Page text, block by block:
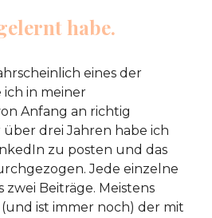
habe.
eines der
ich in meiner
Anfang an richtig
drei Jahren habe ich
zu posten und das
Jede einzelne
zwei Beiträge. Meistens
(und ist immer noch) der mit